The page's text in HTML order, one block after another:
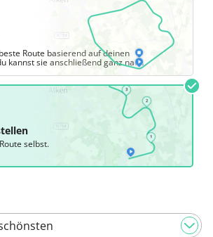
Route basierend auf deinen
kannst sie anschließend ganz nach
selbst.